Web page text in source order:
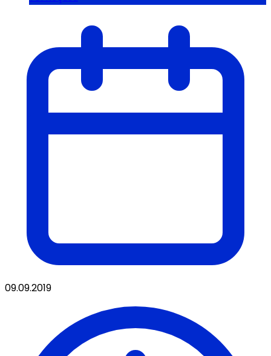
09.09.2019